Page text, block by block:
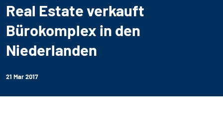
Real Estate verkauft
Bürokomplex in den
Niederlanden
21 Mar 2017